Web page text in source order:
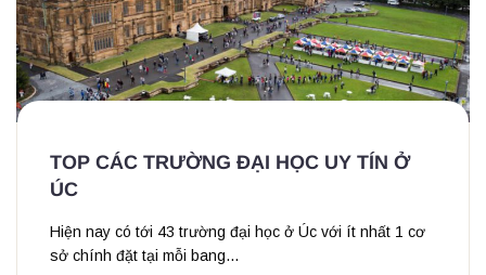
TOP CÁC TRƯỜNG ĐẠI HỌC UY TÍN Ở
ÚC
Hiện nay có tới 43 trường đại học ở Úc với ít nhất 1 cơ
sở chính đặt tại mỗi bang...